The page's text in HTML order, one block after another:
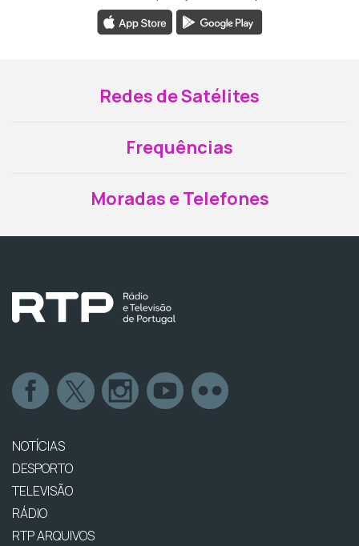
Redes de Satélites
Frequências
Moradas e Telefones
NOTÍCIAS
DESPORTO
TELEVISÃO
RÁDIO
RTP ARQUIVOS